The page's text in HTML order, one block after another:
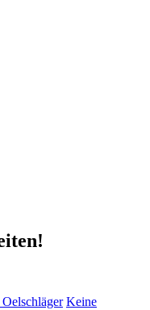
Oelschläger Keine